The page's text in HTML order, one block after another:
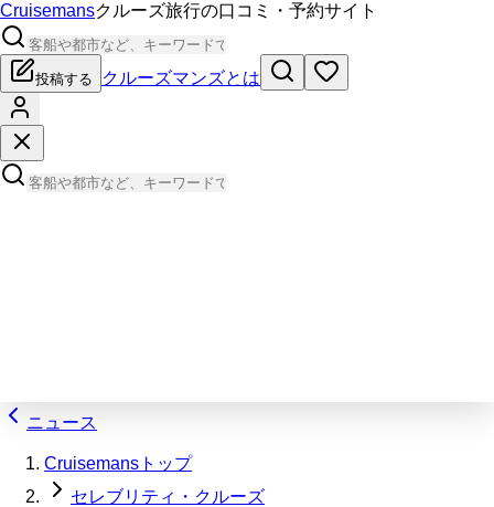
Cruisemansクルーズ旅行の口コミ・予約サイト
投稿する クルーズマンズとは
ニュース
Cruisemansトップ
セレブリティ・クルーズ